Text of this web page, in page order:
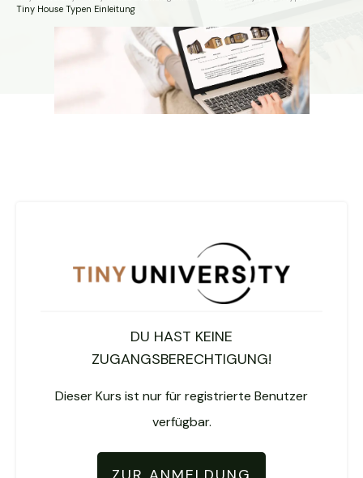
Tiny House Typen Einleitung
DU HAST KEINE
ZUGANGSBERECHTIGUNG!
Dieser Kurs ist nur für registrierte Benutzer
verfügbar.